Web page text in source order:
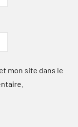
mon site dans le